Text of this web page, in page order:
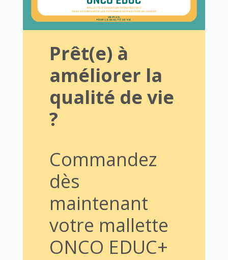
Prêt(e) à
améliorer la
qualité de vie
?
Commandez
dès
maintenant
votre mallette
ONCO EDUC+